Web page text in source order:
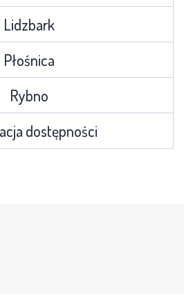
Lidzbark
Płośnica
Rybno
dostępności